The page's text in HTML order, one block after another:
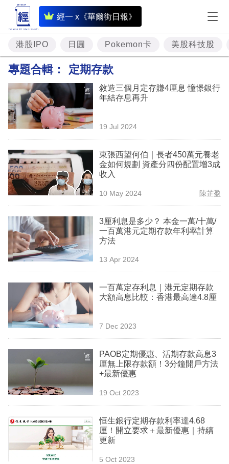
經一 x《華爾街日報》
即
時
財
經
題
投
資
樓
市
理
商
業
科
技
職
場
生
欄
訂
閱
港股IPO 日圓 Pokemon卡 美股科技股
專題合輯： 定期存款
敘造三個月定存賺4厘息 憧憬銀行
年結存息再升
19 Jul 2024
東張西望何伯｜長者450萬元養老
金如何規劃 資產分四份配置增3成
收入
10 May 2024 陳芷盈
3厘利息是多少？ 本金一萬/十萬/
一百萬港元定期存款年利率計算
方法
13 Apr 2024
一百萬定存利息｜港元定期存款
大額高息比較：香港最高達4.8厘
7 Dec 2023
PAOB定期優惠、活期存款高息3
厘無上限存款額！3分鐘開戶方法
+最新優惠
19 Oct 2023
恒生銀行定期存款利率達4.68
厘！開立要求＋最新優惠｜持續
更新
5 Oct 2023